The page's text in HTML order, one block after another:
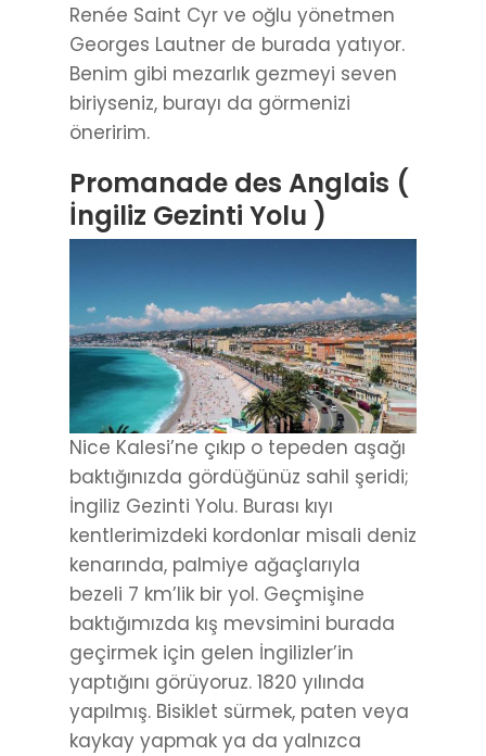
Renée Saint Cyr ve oğlu yönetmen
Georges Lautner de burada yatıyor.
Benim gibi mezarlık gezmeyi seven
biriyseniz, burayı da görmenizi
öneririm.
Promanade des Anglais (
İngiliz Gezinti Yolu )
Nice Kalesi’ne çıkıp o tepeden aşağı
baktığınızda gördüğünüz sahil şeridi;
İngiliz Gezinti Yolu. Burası kıyı
kentlerimizdeki kordonlar misali deniz
kenarında, palmiye ağaçlarıyla
bezeli 7 km’lik bir yol. Geçmişine
baktığımızda kış mevsimini burada
geçirmek için gelen İngilizler’in
yaptığını görüyoruz. 1820 yılında
yapılmış. Bisiklet sürmek, paten veya
kaykay yapmak ya da yalnızca